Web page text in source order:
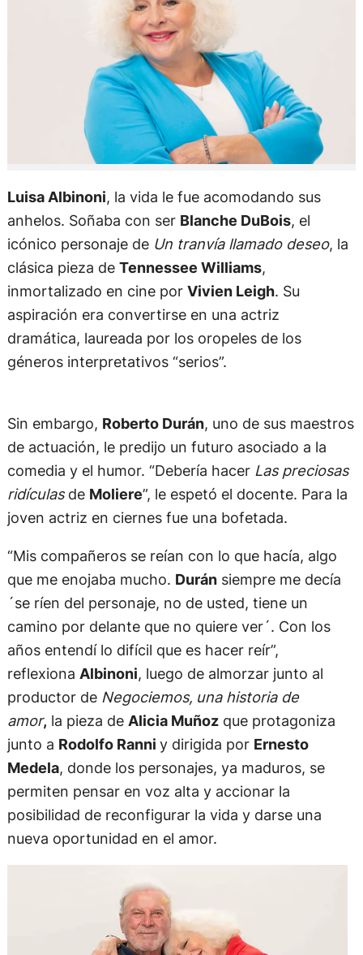
Luisa Albinoni, la vida le fue acomodando sus
anhelos. Soñaba con ser Blanche DuBois, el
icónico personaje de Un tranvía llamado deseo, la
clásica pieza de Tennessee Williams,
inmortalizado en cine por Vivien Leigh. Su
aspiración era convertirse en una actriz
dramática, laureada por los oropeles de los
géneros interpretativos “serios”.
Sin embargo, Roberto Durán, uno de sus maestros
de actuación, le predijo un futuro asociado a la
comedia y el humor. “Debería hacer Las preciosas
ridículasde Moliere”, le espetó el docente. Para la
joven actriz en ciernes fue una bofetada.
“Mis compañeros se reían con lo que hacía, algo
que me enojaba mucho. Duránsiempre me decía
´se ríen del personaje, no de usted, tiene un
camino por delante que no quiere ver´. Con los
años entendí lo difícil que es hacer reír”,
reflexiona Albinoni, luego de almorzar junto al
productor de Negociemos, una historia de
amor, la pieza de Alicia Muñozque protagoniza
junto a Rodolfo Ranni y dirigida por Ernesto
Medela, donde los personajes, ya maduros, se
permiten pensar en voz alta y accionar la
posibilidad de reconfigurar la vida y darse una
nueva oportunidad en el amor.